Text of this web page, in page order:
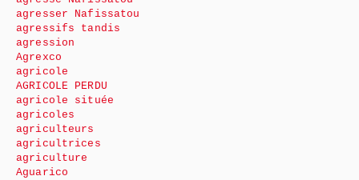
agresser Nafissatou
agressifs tandis
agression
Agrexco
agricole
AGRICOLE PERDU
agricole située
agricoles
agriculteurs
agricultrices
agriculture
Aguarico